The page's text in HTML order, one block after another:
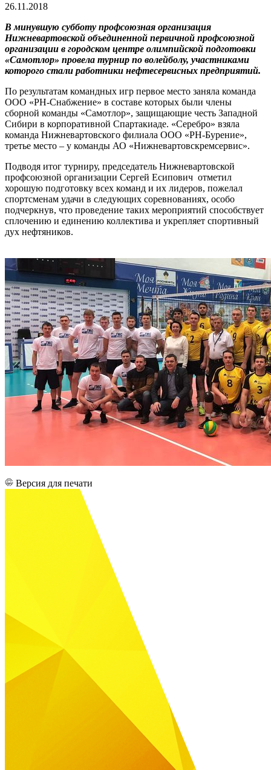
26.11.2018
В минувшую субботу профсоюзная организация
Нижневартовской объединенной первичной профсоюзной
организации в городском центре олимпийской подготовки
«Самотлор» провела турнир по волейболу, участниками
которого стали работники нефтесервисных предприятий.
По результатам командных игр первое место заняла команда
ООО «РН-Снабжение» в составе которых были члены
сборной команды «Самотлор», защищающие честь Западной
Сибири в корпоративной Спартакиаде. «Серебро» взяла
команда Нижневартовского филиала ООО «РН-Бурение»,
третье место – у команды АО «Нижневартовскремсервис».
Подводя итог турниру, председатель Нижневартовской
профсоюзной организации Сергей Есипович отметил
хорошую подготовку всех команд и их лидеров, пожелал
спортсменам удачи в следующих соревнованиях, особо
подчеркнув, что проведение таких мероприятий способствует
сплочению и единению коллектива и укрепляет спортивный
дух нефтяников.
Версия для печати